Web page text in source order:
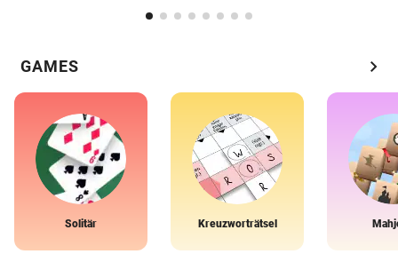
GAMES chevron_right
Solitär Kreuzworträtsel